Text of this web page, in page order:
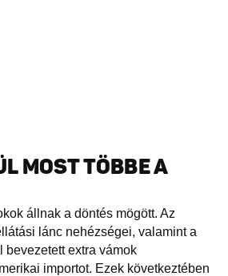
MOST TÖBBE A
állnak a döntés mögött. Az
lánc nehézségei, valamint a
bevezetett extra vámok
importot. Ezek következtében